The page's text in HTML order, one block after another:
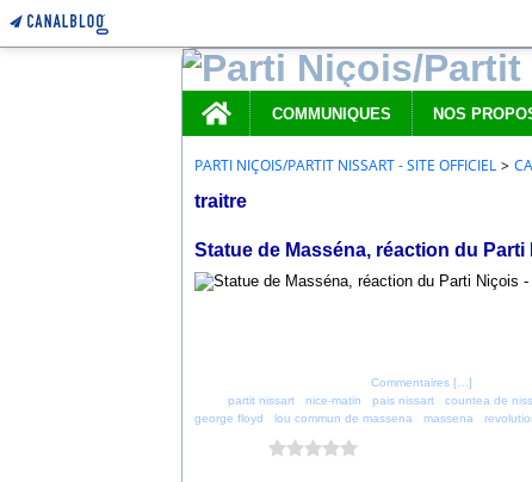
Home
COMMUNIQUES
PARTI NIÇOIS/PARTIT NISSART - SITE OFFICIEL >
traitre
Statue de Masséna, réaction du Parti
Commentaires [ ]
partit nissart nice-matin pais nissart countea de
george floyd
lou commun de massena massena